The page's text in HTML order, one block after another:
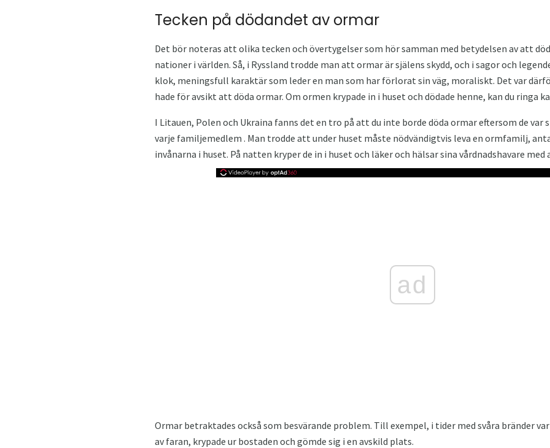
Tecken på dödandet av ormar
Det bör noteras att olika tecken och övertygelser som hör samman med betydelsen av att
nationer i världen. Så, i Ryssland trodde man att ormar är själens skydd, och i sagor och
klok, meningsfull karaktär som leder en man som har förlorat sin väg, moraliskt. Det var
hade för avsikt att döda ormar. Om ormen krypade in i huset och dödade henne, kan du ringa
I Litauen, Polen och Ukraina fanns det en tro på att du inte borde döda ormar eftersom de var
varje familjemedlem . Man trodde att under huset måste nödvändigtvis leva en ormfamilj,
invånarna i huset. På natten kryper de in i huset och läker och hälsar sina vårdnadshavare med
ad
Ormar betraktades också som besvärande problem. Till exempel, i tider med svåra bränder
av faran, krypade ur bostaden och gömde sig i en avskild plats.